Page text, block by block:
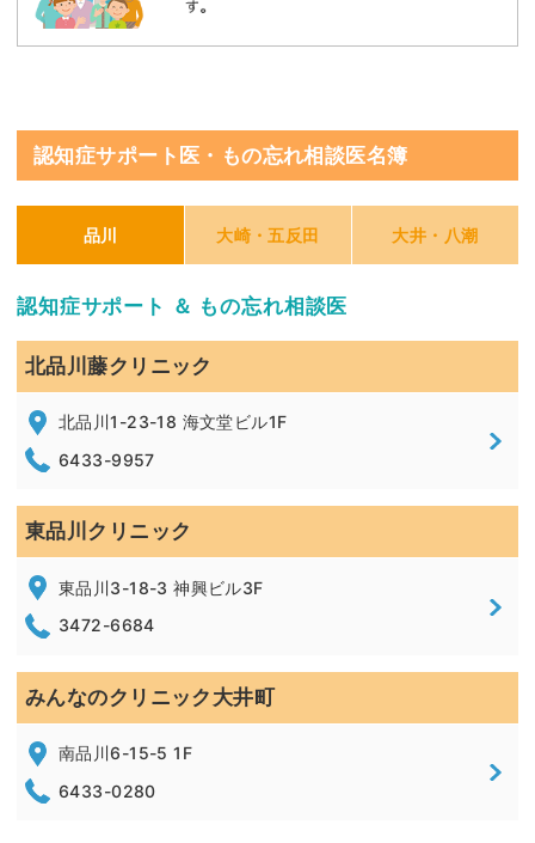
認知症サポート医・もの忘れ相談医名簿
品川 大崎・五反田 大井・八潮
認知症サポート ＆ もの忘れ相談医
北品川藤クリニック
北品川1-23-18 海文堂ビル1F
6433-9957
東品川クリニック
東品川3-18-3 神興ビル3F
3472-6684
みんなのクリニック大井町
南品川6-15-5 1F
6433-0280